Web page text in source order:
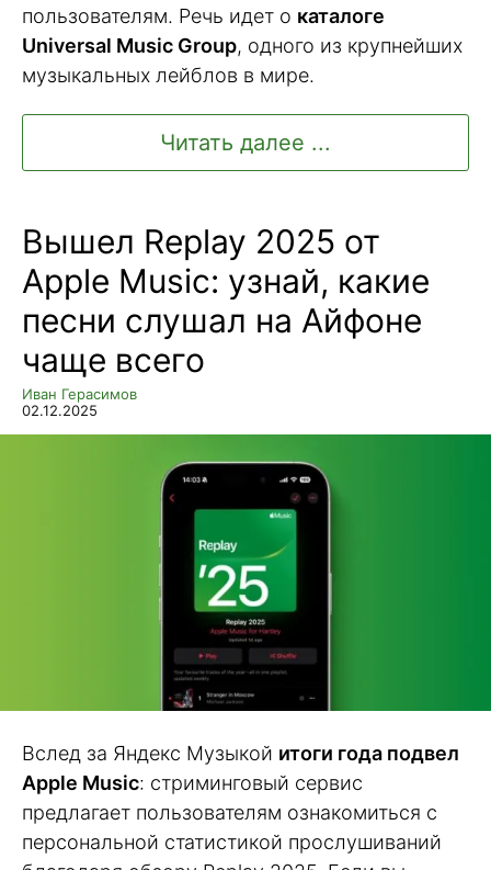
пользователям. Речь идет о каталоге
Universal Music Group, одного из крупнейших
музыкальных лейблов в мире.
Читать далее ...
Вышел Replay 2025 от
Apple Music: узнай, какие
песни слушал на Айфоне
чаще всего
Иван Герасимов
02.12.2025
Вслед за Яндекс Музыкой итоги года подвел
Apple Music: стриминговый сервис
предлагает пользователям ознакомиться с
персональной статистикой прослушиваний